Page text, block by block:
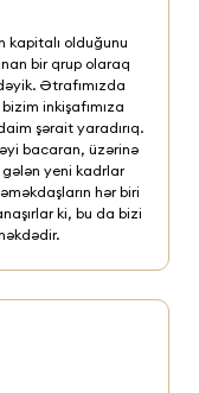
kapitalı olduğunu
bir qrup olaraq
Ətrafımızda
inkişafımıza
şərait yaradırıq.
bacaran, üzərinə
yeni kadrlar
hər biri
ki, bu da bizi